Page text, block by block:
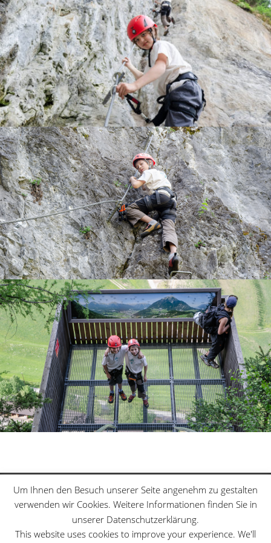
Klettersteige
Schwierigkeitsgrade
Datenschutzerklärung
Sitemap
Um Ihnen den Besuch unserer Seite angenehm zu gestalten
verwenden wir Cookies. Weitere Informationen finden Sie in
unserer Datenschutzerklärung.
This website uses cookies to improve your experience. We'll